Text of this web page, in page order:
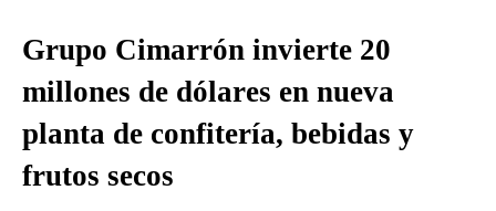
Grupo Cimarrón invierte 20
millones de dólares en nueva
planta de confitería, bebidas y
frutos secos